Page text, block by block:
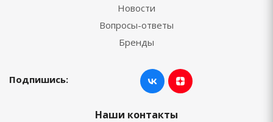
Новости
Вопросы-ответы
Бренды
Подпишись:
Наши контакты